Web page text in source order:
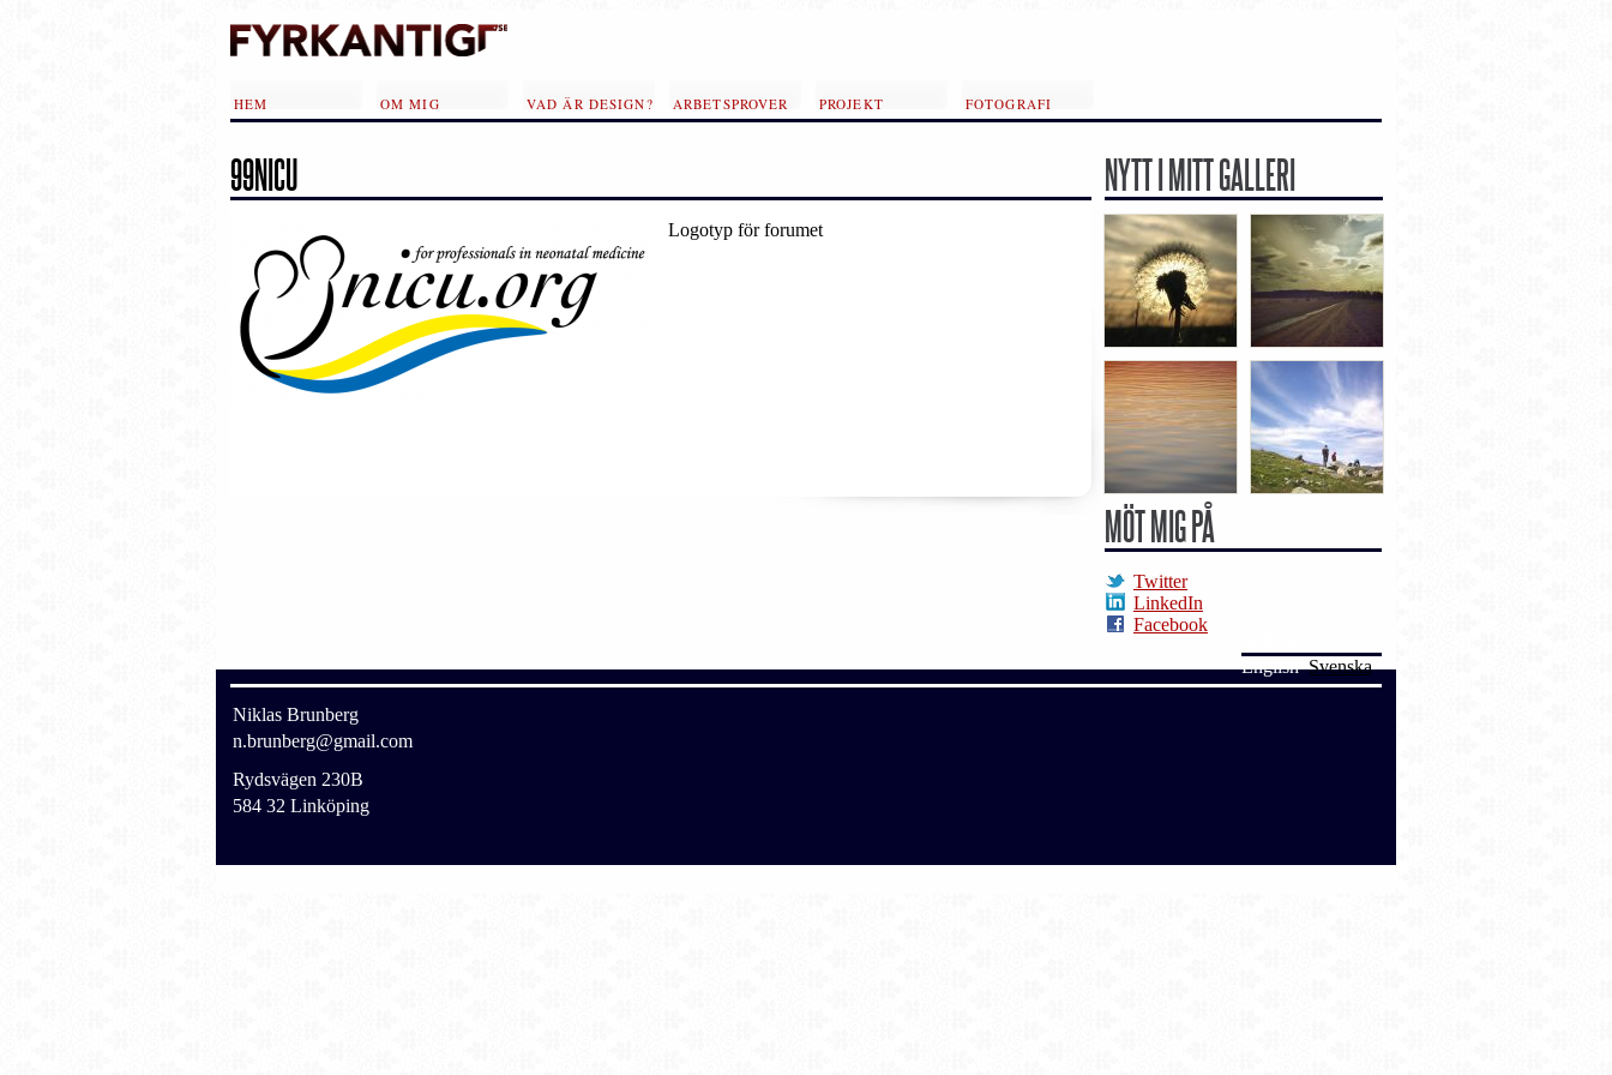
HEM OM MIG VAD ÄR DESIGN? ARBETSPROVER PROJEKT FOTOGRAFI
99NICU
Logotyp för forumet
NYTT I MITT GALLERI
MÖT MIG PÅ
Twitter
LinkedIn
Facebook
English Svenska
Niklas Brunberg
n.brunberg@gmail.com
Rydsvägen 230B
584 32 Linköping